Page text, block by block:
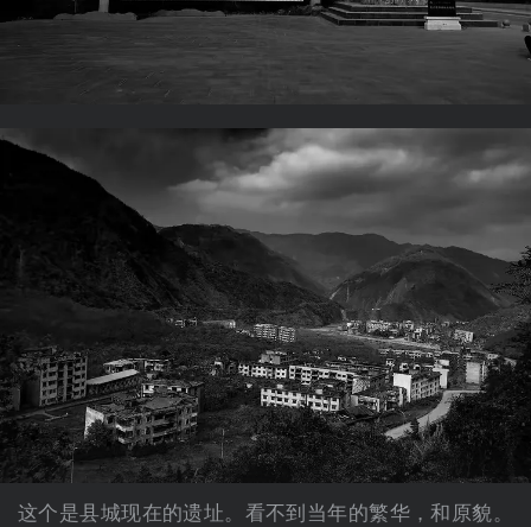
这个是县城现在的遗址。看不到当年的繁华，和原貌。